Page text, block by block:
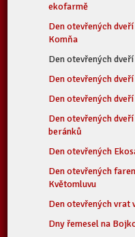
ekofarmě
Den otevřených
Komňa
Den otevřených
Den otevřených
Den otevřených
Den otevřených
beránků
Den otevřených
Den otevřených
Květomluvu
Den otevřených vrat
Dny řemesel na